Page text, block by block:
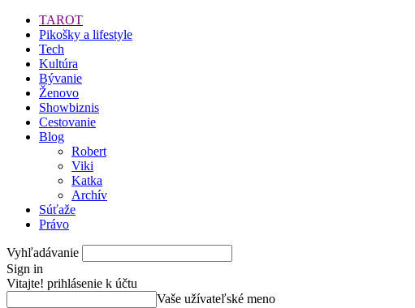
TAROT
Pikošky a lifestyle
Tech
Kultúra
Bývanie
Ženovo
Showbiznis
Cestovanie
Blog
Robert
Viki
Katka
Archív
Súťaže
Právo
Vyhľadávanie
Sign in
Vitajte! prihlásenie k účtu
Vaše užívateľské meno